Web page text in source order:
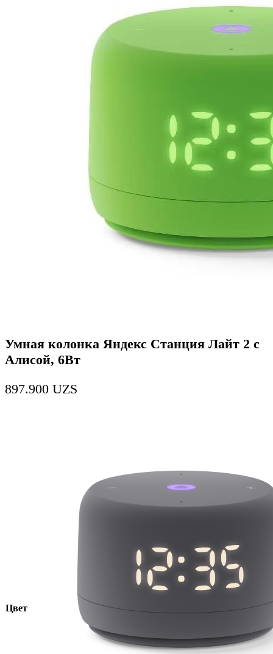
Умная колонка Яндекс Станция Лайт 2 с
Алисой, 6Вт
897.900 UZS
Цвет